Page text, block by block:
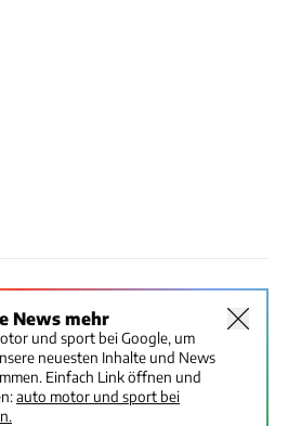
News mehr
und sport bei Google, um
neuesten Inhalte und News
Einfach Link öffnen und
auto motor und sport bei